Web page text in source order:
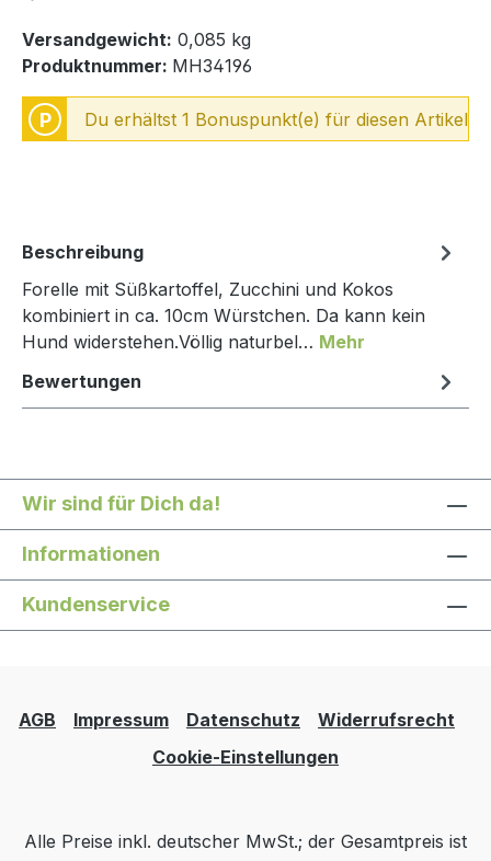
Versandgewicht: 0,085 kg
Produktnummer: MH34196
P Du erhältst 1 Bonuspunkt(e) für diesen Artikel
Beschreibung
Forelle mit Süßkartoffel, Zucchini und Kokos
kombiniert in ca. 10cm Würstchen. Da kann kein
Hund widerstehen.Völlig naturbel… Mehr
Bewertungen
Wir sind für Dich da!
Informationen
Kundenservice
AGB Impressum Datenschutz
Widerrufsrecht
Cookie-Einstellungen
Alle Preise inkl. deutscher MwSt.; der Gesamtpreis ist